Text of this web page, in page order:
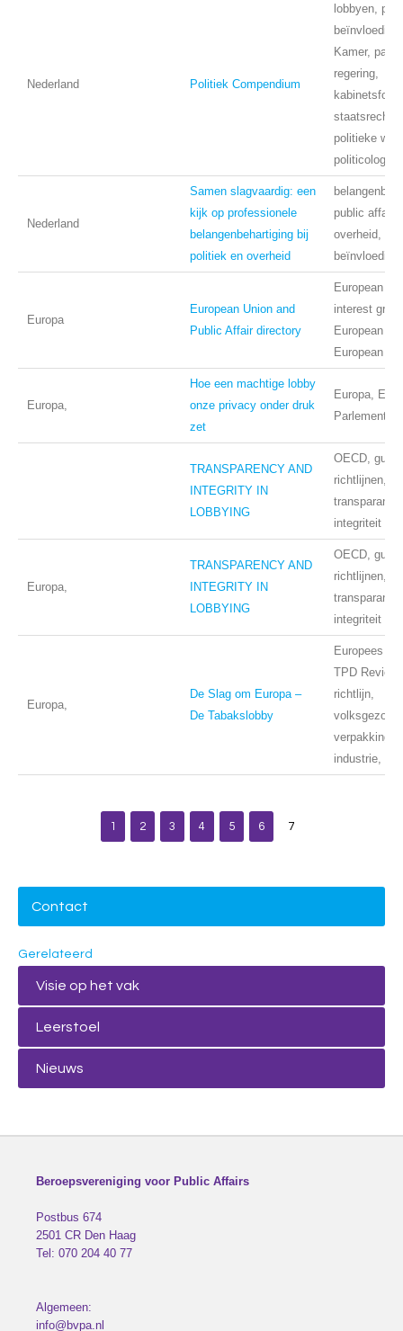
Nederland Politiek Compendium
lobbyen,
Kamer,
regering,
staatsrecht,
politieke
politicologie
Nederland
Samen slagvaardig: een
kijk op professionele
belangenbehartiging bij
politiek en overheid
public
overheid,
beïnvloeding
Europa
European Union and
Public Affair directory
European
interest
European
European
Europa,
Hoe een machtige lobby
onze privacy onder druk
zet
Europa,
Parlement,
TRANSPARENCY AND
INTEGRITY IN
LOBBYING
OECD,
richtlijnen,
integriteit
Europa,
TRANSPARENCY AND
INTEGRITY IN
LOBBYING
OECD,
richtlijnen,
integriteit
Europa,
De Slag om Europa –
De Tabakslobby
Europees
TPD
richtlijn,
industrie,
1 2 3 4 5 6 7
Contact
Gerelateerd
Visie op het vak
Leerstoel
Nieuws
Beroepsvereniging voor Public Affairs
Postbus 674
2501 CR Den Haag
Tel: 070 204 40 77
Algemeen:
info@bvpa.nl